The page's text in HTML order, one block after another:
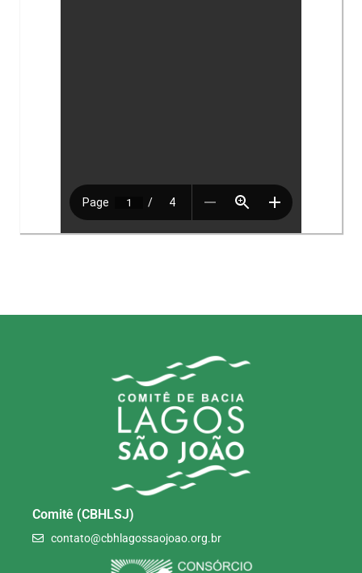
Comitê (CBHLSJ)
contato@cbhlagossaojoao.org.br